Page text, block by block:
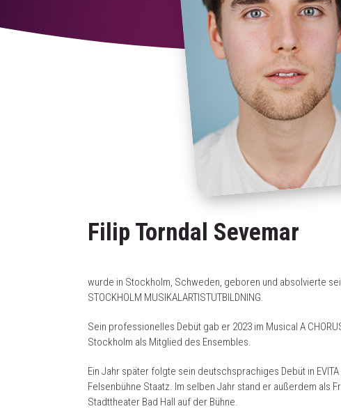
Filip Torndal Sevemar
wurde in Stockholm, Schweden, geboren und absolvierte
STOCKHOLM MUSIKALARTISTUTBILDNING.
Sein professionelles Debüt gab er 2023 im Musical A
Stockholm als Mitglied des Ensembles.
Ein Jahr später folgte sein deutschsprachiges Debüt in
Felsenbühne Staatz. Im selben Jahr stand er außerdem als
Stadttheater Bad Hall auf der Bühne.